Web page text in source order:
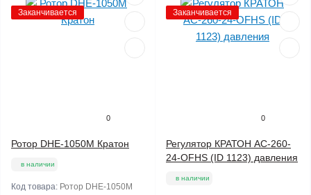
Заканчивается
0
Ротор DHE-1050M Кратон
в наличии
Код товара: Ротор DHE-1050M
Заканчивается
0
Регулятор КРАТОН AC-260-
24-OFHS (ID 1123) давления
в наличии